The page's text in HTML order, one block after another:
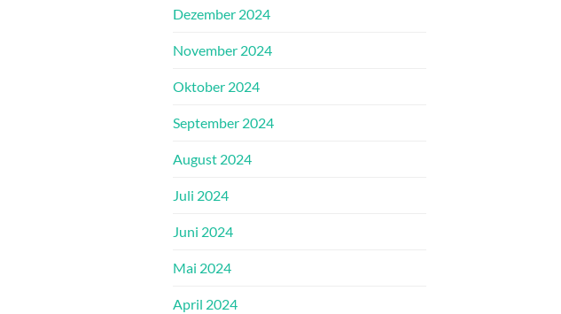
Dezember 2024
November 2024
Oktober 2024
September 2024
August 2024
Juli 2024
Juni 2024
Mai 2024
April 2024